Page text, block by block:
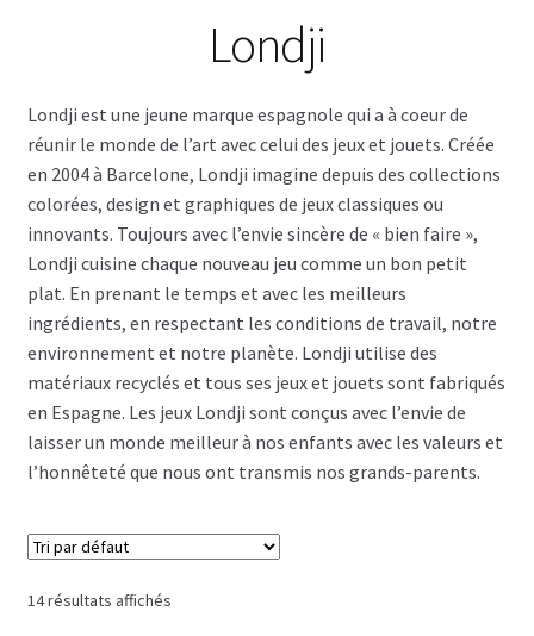
Londji
Londji est une jeune marque espagnole qui a à coeur de
réunir le monde de l’art avec celui des jeux et jouets. Créée
en 2004 à Barcelone, Londji imagine depuis des collections
colorées, design et graphiques de jeux classiques ou
innovants. Toujours avec l’envie sincère de « bien faire »,
Londji cuisine chaque nouveau jeu comme un bon petit
plat. En prenant le temps et avec les meilleurs
ingrédients, en respectant les conditions de travail, notre
environnement et notre planète. Londji utilise des
matériaux recyclés et tous ses jeux et jouets sont fabriqués
en Espagne. Les jeux Londji sont conçus avec l’envie de
laisser un monde meilleur à nos enfants avec les valeurs et
l’honnêteté que nous ont transmis nos grands-parents.
14 résultats affichés